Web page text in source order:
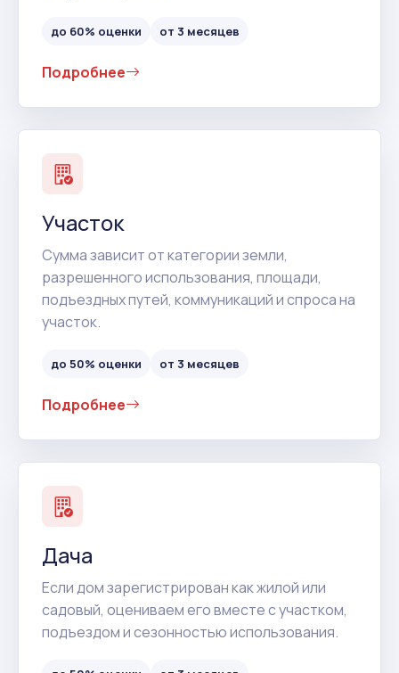
до 60% оценки от 3 месяцев
Подробнее
Участок
Сумма зависит от категории земли,
разрешенного использования, площади,
подъездных путей, коммуникаций и спроса на
участок.
до 50% оценки от 3 месяцев
Подробнее
Дача
Если дом зарегистрирован как жилой или
садовый, оцениваем его вместе с участком,
подъездом и сезонностью использования.